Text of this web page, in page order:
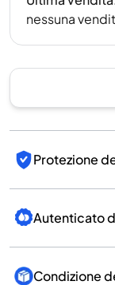
nessuna
Protezione
Autenticato
Condizione